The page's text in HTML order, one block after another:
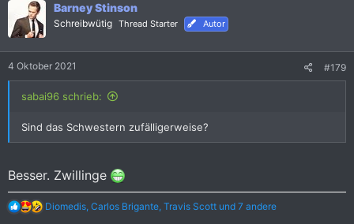
i
o
n
:
Barney Stinson
Schreibwütig Thread Starter Autor
4 Oktober 2021 #179
sabai96 schrieb:
Sind das Schwestern zufälligerweise?
Besser. Zwillinge
R
Diomedis, Carlos Brigante, Travis Scott und 7 andere